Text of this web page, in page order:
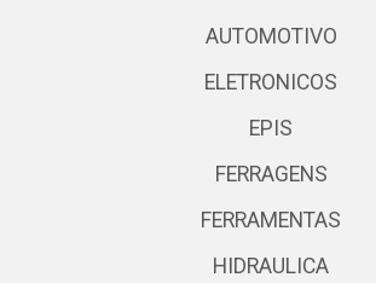
AUTOMOTIVO
ELETRONICOS
EPIS
FERRAGENS
FERRAMENTAS
HIDRAULICA